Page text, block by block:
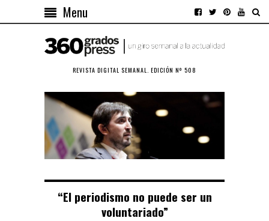
Menu
REVISTA DIGITAL SEMANAL. EDICIÓN Nº 508
“El periodismo no puede ser un
voluntariado”